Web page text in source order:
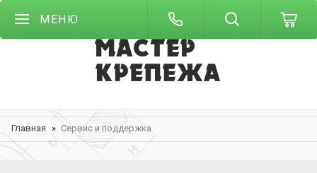
МЕНЮ
Главная Сервис и поддержка